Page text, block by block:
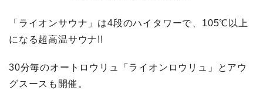
「ライオンサウナ」は4段のハイタワーで、105℃以上
になる超高温サウナ!!
30分毎のオートロウリュ「ライオンロウリュ」とアウ
グスースも開催。